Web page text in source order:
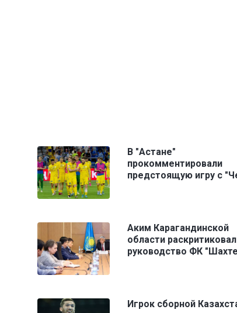
В "Астане"
прокомментировали
предстоящую игру с
Аким Карагандинской
области раскритиковал
руководство ФК
Игрок сборной